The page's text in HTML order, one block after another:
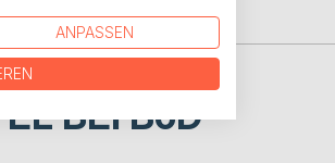
BEIBoD
ANPASSEN